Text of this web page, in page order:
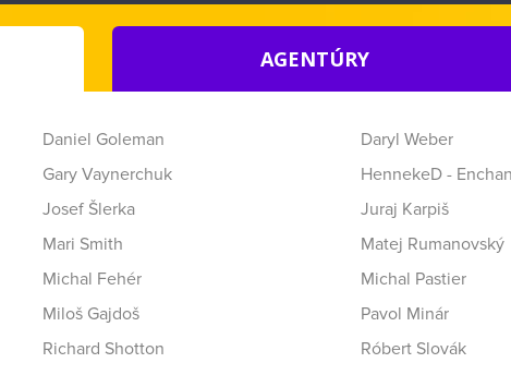
AGENTÚRY
Daniel Goleman Daryl Weber
Gary Vaynerchuk HennekeD -
Josef Šlerka Juraj Karpiš
Mari Smith Matej Rumanovský
Michal Fehér Michal Pastier
Miloš Gajdoš Pavol Minár
Richard Shotton Róbert Slovák